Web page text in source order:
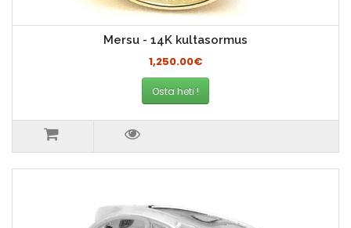
Mersu - 14K kultasormus
1,250.00€
Osta heti !